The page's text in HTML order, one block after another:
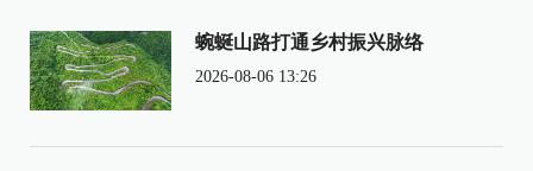
蜿蜒山路打通乡村振兴脉络
2026-08-06 13:26